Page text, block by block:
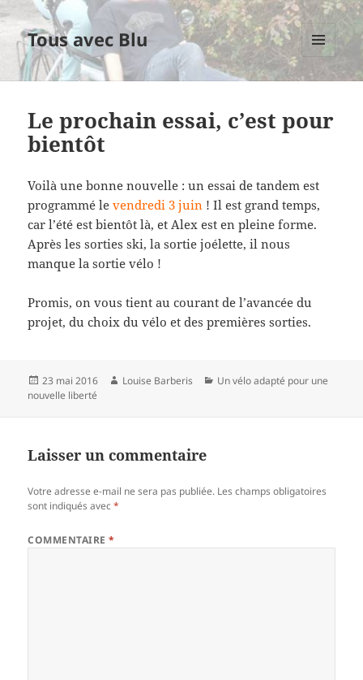
Tous avec Blu
ET
Le prochain essai, c’est pour
bientôt
Voilà une bonne nouvelle : un essai de tandem est
programmé levendredi 3 juin ! Il est grand temps,
car l’été est bientôt là, et Alex est en pleine forme.
Après les sorties ski, la sortie joélette, il nous
manque la sortie vélo !
Promis, on vous tient au courant de l’avancée du
projet, du choix du vélo et des premières sorties.
Publié
le
23 mai 2016 Auteur
Louise Barberis Catégories
Un vélo adapté pour une
nouvelle liberté
Laisser un commentaire
Votre adresse e-mail ne sera pas publiée. Les champs obligatoires
sont indiqués avec*
COMMENTAIRE*